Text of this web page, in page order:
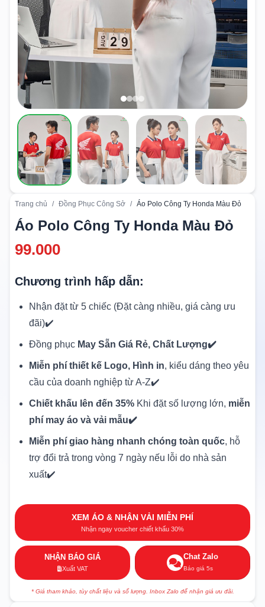
Trang chủ / Đồng Phục Công Sở / Áo Polo Công Ty Honda Màu Đỏ
Áo Polo Công Ty Honda Màu Đỏ
99.000
Chương trình hấp dẫn:
Nhận đặt từ 5 chiếc (Đặt càng nhiều, giá càng ưu
đãi)✔️
Đồng phục May Sẵn Giá Rẻ, Chất Lượng✔️
Miễn phí thiết kế Logo, Hình in, kiểu dáng theo yêu
cầu của doanh nghiệp từ A-Z✔️
Chiết khấu lên đến 35% Khi đặt số lượng lớn, miễn
phí may áo và vải mẫu✔️
Miễn phí giao hàng nhanh chóng toàn quốc, hỗ
trợ đổi trả trong vòng 7 ngày nếu lỗi do nhà sản
xuất✔️
XEM ÁO & NHẬN VẢI MIỄN PHÍ
Nhận ngay voucher chiết khấu 30%
NHẬN BÁO GIÁ
Xuất VAT
Chat Zalo
Báo giá 5s
* Giá tham khảo, tùy chất liệu và số lượng. Inbox Zalo để nhận giá ưu đãi.